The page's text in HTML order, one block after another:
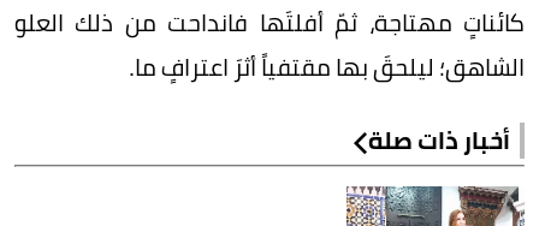
كائناتٍ مهتاجة، ثمّ أفلتَها فانداحت من ذلك العلو
الشاهق؛ ليلحقَ بها مقتفياً أثرَ اعترافٍ ما.
أخبار ذات صلة